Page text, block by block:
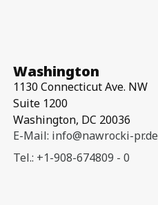
Washington
1130 Connecticut Ave. NW
Suite 1200
Washington, DC 20036
E-Mail: info@nawrocki-pr.de
Tel.: +1-908-674809 - 0